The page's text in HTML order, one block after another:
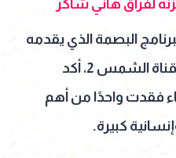
هاني شاكر
البصمة الذي يقدمه
الإعلامي محمد الغيطي عبر قناة الشمس 2، أكد
فقدت واحدًا من أهم
كبيرة.